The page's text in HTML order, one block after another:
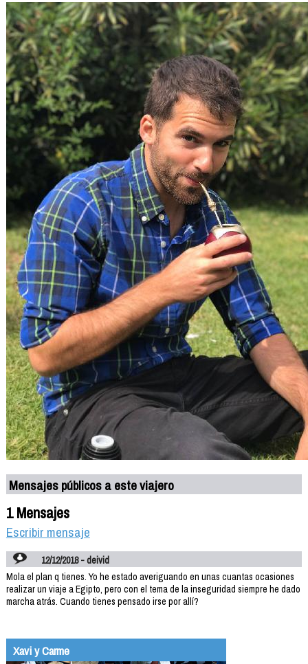
Mensajes públicos a este viajero
1 Mensajes
Escribir mensaje
12/12/2018 - deivid
Mola el plan q tienes. Yo he estado averiguando en unas cuantas ocasiones
realizar un viaje a Egipto, pero con el tema de la inseguridad siempre he dado
marcha atrás. Cuando tienes pensado irse por allí?
Xavi y Carme